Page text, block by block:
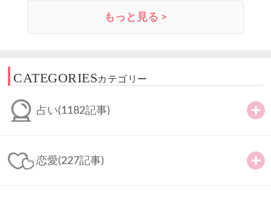
もっと見る >
CATEGORIESカテゴリー
占い(1182記事)
恋愛(227記事)